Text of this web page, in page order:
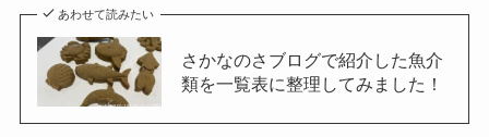
あわせて読みたい
さかなのさブログで紹介した魚介
類を一覧表に整理してみました！